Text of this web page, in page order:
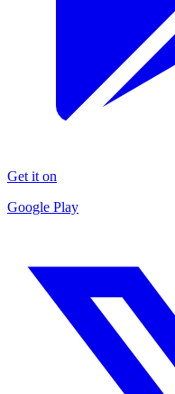
Get it on
Google Play